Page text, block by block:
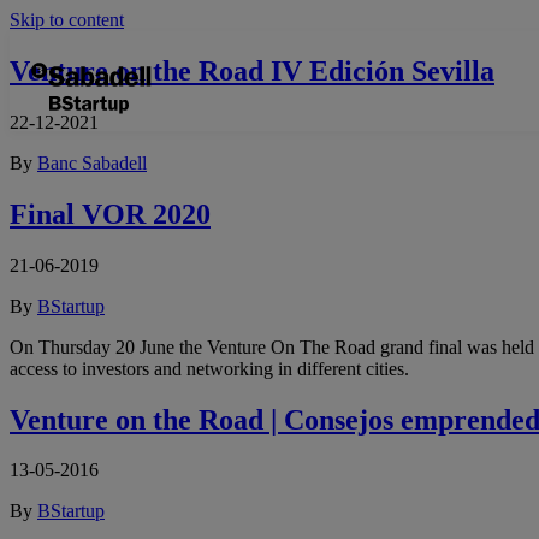
Skip to content
Venture on the Road IV Edición Sevilla
22-12-2021
By Banc Sabadell
Final VOR 2020
21-06-2019
By BStartup
On Thursday 20 June the Venture On The Road grand final was
access to investors and networking in different cities.
Venture on the Road | Consejos
13-05-2016
By BStartup